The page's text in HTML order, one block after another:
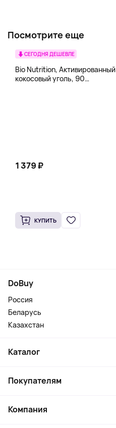
Посмотрите еще
СЕГОДНЯ ДЕШЕВЛЕ
Bio Nutrition, Активированный
кокосовый уголь, 90
1 379 ₽
КУПИТЬ
DoBuy
Россия
Беларусь
Казахстан
Каталог
Ноутбуки, мониторы, VR
Косметика и уход
Покупателям
Как заказать
Компания